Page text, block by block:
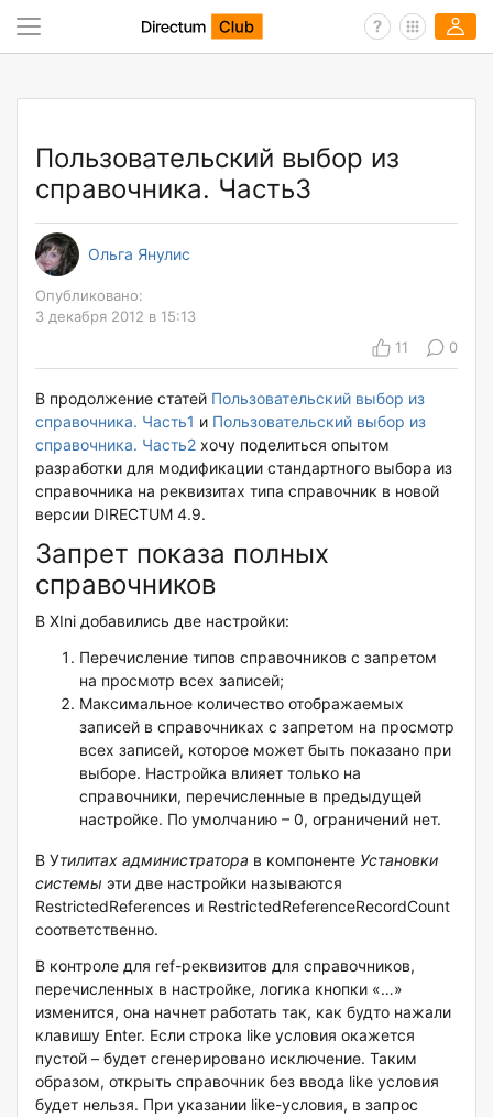
Пользовательский выбор из
справочника. Часть3
Ольга Янулис
Опубликовано:
3 декабря 2012 в 15:13
11
0
В продолжение статей Пользовательский выбор из
справочника. Часть1 и Пользовательский выбор из
справочника. Часть2 хочу поделиться опытом
разработки для модификации стандартного выбора из
справочника на реквизитах типа справочник в новой
версии DIRECTUM 4.9.
Запрет показа полных
справочников
В XIni добавились две настройки:
Перечисление типов справочников с запретом
на просмотр всех записей;
Максимальное количество отображаемых
записей в справочниках с запретом на просмотр
всех записей, которое может быть показано при
выборе. Настройка влияет только на
справочники, перечисленные в предыдущей
настройке. По умолчанию – 0, ограничений нет.
В Утилитах администратора в компоненте Установки
системы эти две настройки называются
RestrictedReferences и RestrictedReferenceRecordCount
соответственно.
В контроле для ref-реквизитов для справочников,
перечисленных в настройке, логика кнопки «…»
изменится, она начнет работать так, как будто нажали
клавишу Enter. Если строка like условия окажется
пустой – будет сгенерировано исключение. Таким
образом, открыть справочник без ввода like условия
будет нельзя. При указании like-условия, в запрос